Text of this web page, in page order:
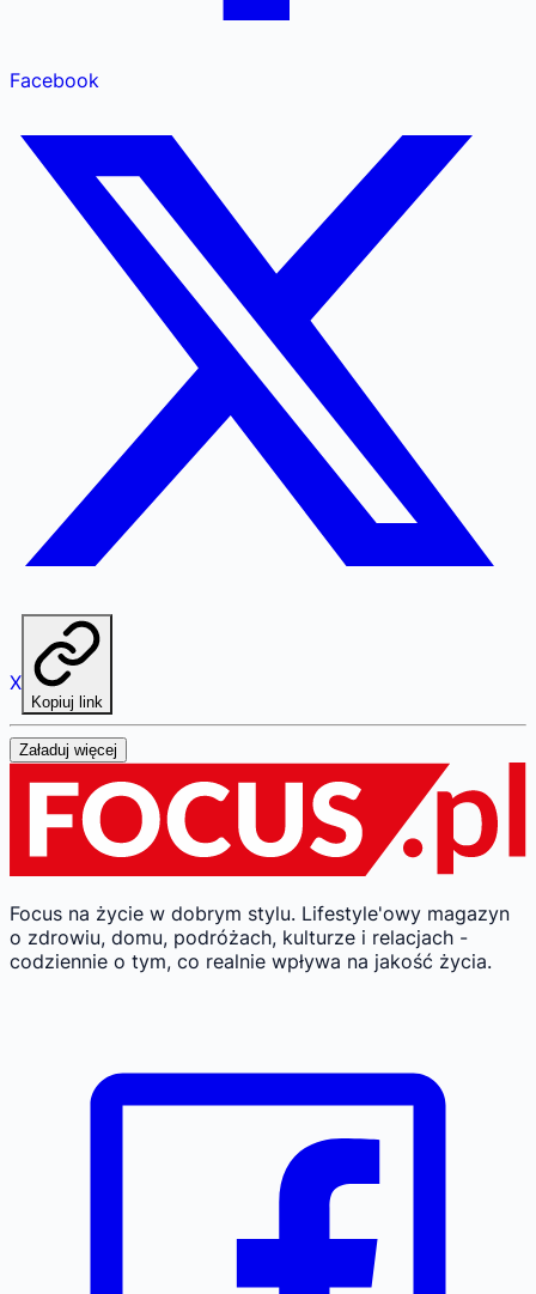
Facebook
X
Kopiuj link
Załaduj więcej
Focus na życie w dobrym stylu. Lifestyle'owy magazyn
o zdrowiu, domu, podróżach, kulturze i relacjach -
codziennie o tym, co realnie wpływa na jakość życia.